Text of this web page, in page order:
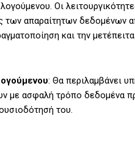
Οι
των απαραίτητων δεδομένων
και την
: Θα περιλαμβάνει
με ασφαλή τρόπο δεδομένα
του.